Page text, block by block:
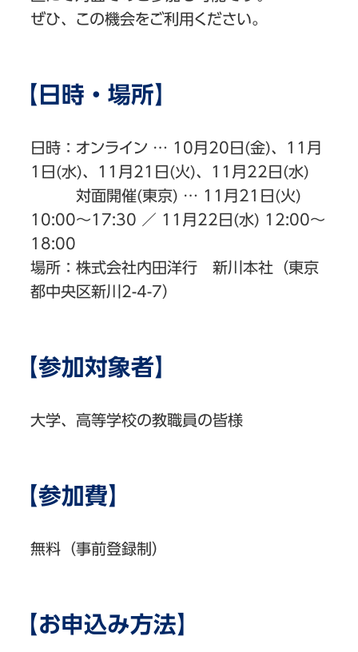
ぜひ、この機会をご利用ください。
【日時・場所】
日時：オンライン … 10月20日(金)、11月
1日(水)、11月21日(火)、11月22日(水)
対面開催(東京) … 11月21日(火)
10:00～17:30 ／ 11月22日(水) 12:00～
18:00
場所：株式会社内田洋行 新川本社（東京
都中央区新川2-4-7）
【参加対象者】
大学、高等学校の教職員の皆様
【参加費】
無料（事前登録制）
【お申込み方法】